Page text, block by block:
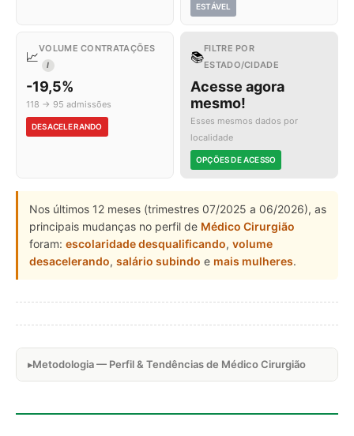
ESTÁVEL
📈
VOLUME CONTRATAÇÕES
I
-19,5%
118 → 95 admissões
DESACELERANDO
📚
FILTRE POR
ESTADO/CIDADE
Acesse agora
mesmo!
Esses mesmos dados por
localidade
OPÇÕES DE ACESSO
Nos últimos 12 meses (trimestres 07/2025 a 06/2026), as
principais mudanças no perfil de Médico Cirurgião
foram: escolaridade desqualificando, volume
desacelerando, salário subindo e mais mulheres.
Metodologia — Perfil & Tendências de Médico Cirurgião